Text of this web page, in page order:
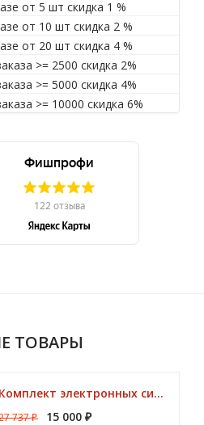
от 5 шт скидка 1 %
от 10 шт скидка 2 %
от 20 шт скидка 4 %
>= 2500 скидка 2%
>= 5000 скидка 4%
>= 10000 скидка 6%
ТОВАРЫ
Комплект электронных сигнализаторов TRAPER Prestige 4+1
737₽ 15 000 ₽